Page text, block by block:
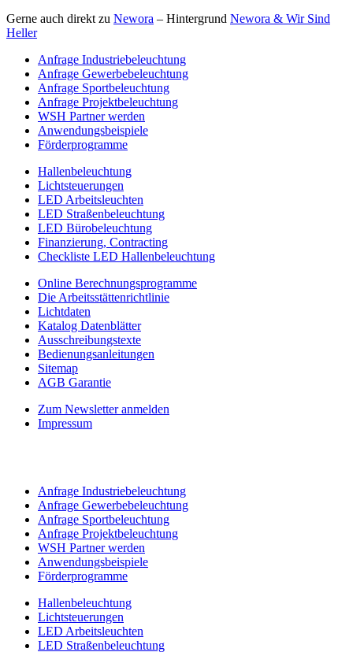
Gerne auch direkt zu Newora – Hintergrund Newora & Wir Sind
Heller
Anfrage Industriebeleuchtung
Anfrage Gewerbebeleuchtung
Anfrage Sportbeleuchtung
Anfrage Projektbeleuchtung
WSH Partner werden
Anwendungsbeispiele
Förderprogramme
Hallenbeleuchtung
Lichtsteuerungen
LED Arbeitsleuchten
LED Straßenbeleuchtung
LED Bürobeleuchtung
Finanzierung, Contracting
Checkliste LED Hallenbeleuchtung
Online Berechnungsprogramme
Die Arbeitsstättenrichtlinie
Lichtdaten
Katalog Datenblätter
Ausschreibungstexte
Bedienungsanleitungen
Sitemap
AGB Garantie
Zum Newsletter anmelden
Impressum
Anfrage Industriebeleuchtung
Anfrage Gewerbebeleuchtung
Anfrage Sportbeleuchtung
Anfrage Projektbeleuchtung
WSH Partner werden
Anwendungsbeispiele
Förderprogramme
Hallenbeleuchtung
Lichtsteuerungen
LED Arbeitsleuchten
LED Straßenbeleuchtung